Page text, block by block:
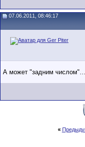
07.06.2011, 08:46:17
А может "задним
«